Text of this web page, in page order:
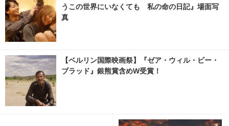
うこの世界にいなくても 私の命の日記』場面写
真
【ベルリン国際映画祭】『ゼア・ウィル・ビー・
ブラッド』銀熊賞含めW受賞！